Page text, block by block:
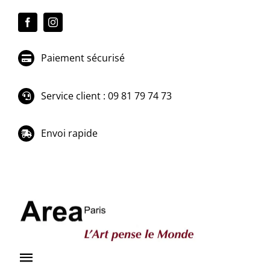
Paiement sécurisé
Service client : 09 81 79 74 73
Envoi rapide